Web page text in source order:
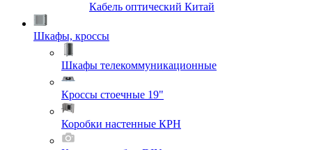
Кабель оптический Китай
Шкафы, кроссы
Шкафы телекоммуникационные
Кроссы стоечные 19"
Коробки настенные КРН